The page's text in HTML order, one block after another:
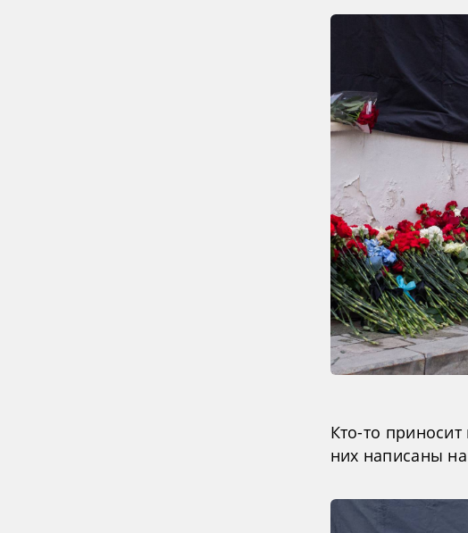
Кто-то
них написаны